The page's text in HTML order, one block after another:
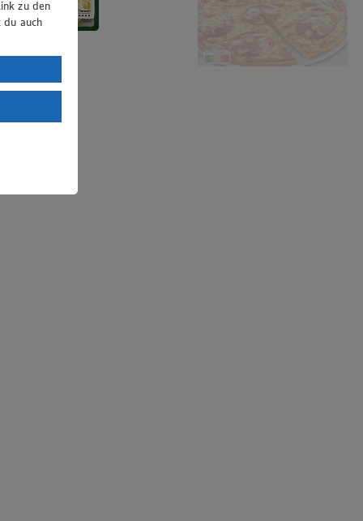
zu den
auch
DSGVO
mit
das